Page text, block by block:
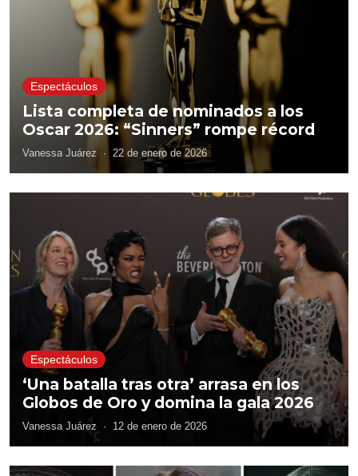
Espectáculos
Lista completa de nominados a los
Oscar 2026: “Sinners” rompe récord
Vanessa Juárez · 22 de enero de 2026
Espectáculos
‘Una batalla tras otra’ arrasa en los
Globos de Oro y domina la gala 2026
Vanessa Juárez · 12 de enero de 2026